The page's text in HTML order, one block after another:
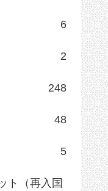
6
2
248
48
5
ト（再入国